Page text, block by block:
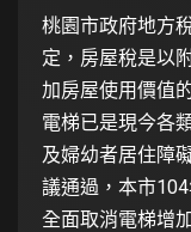
桃園市政府地方
定，房屋稅是以
加房屋使用價值
電梯已是現今各
及婦幼者居住障
議通過，本市
全面取消電梯增